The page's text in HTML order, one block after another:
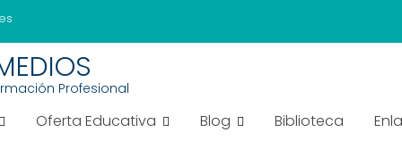
Profesional
Oferta Educativa Blog Biblioteca